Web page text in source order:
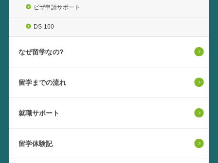
ビザ申請サポート
DS-160
なぜ留学なの?
留学までの流れ
就職サポート
留学体験記